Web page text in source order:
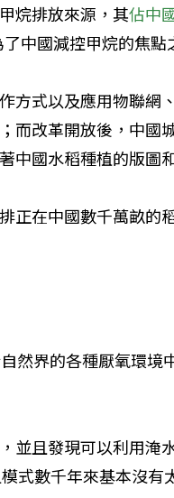
烷排放來源，其佔中
中國減控甲烷的焦點
方式以及應用物聯網
而改革開放後，中國
中國水稻種植的版圖
正在中國數千萬畝的
然界的各種厭氧環境
並且發現可以利用淹
式數千年來基本沒有